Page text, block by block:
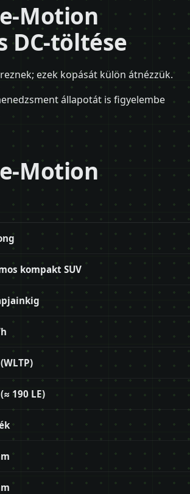
Motion
DC-töltése
ezek kopását külön átnézzük.
állapotát is figyelembe
Motion
kompakt SUV
190 LE)